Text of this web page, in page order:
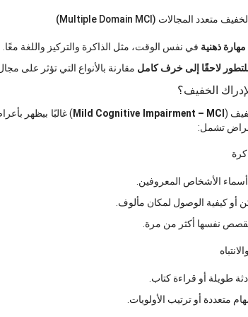
ذهنية في نفس الوقت، مثل الذاكرة والتركيز واللغة معًا.
لاحقًا إلى خرف كامل مقارنة بالأنواع التي تؤثر على
الخفيف؟
(
Mild Cognitive Impairment – MCI) غالبًا بيظهر
تشمل:
أسماء الأشخاص المعروفين.
أو كيفية الوصول لمكان مألوف.
نفسها أكثر من مرة.
طويلة أو قراءة كتاب.
متعددة أو ترتيب الأولويات.